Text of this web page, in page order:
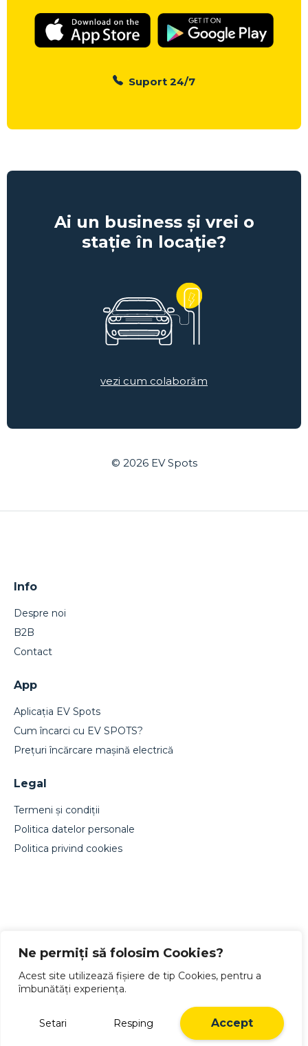
Ne permiți să folosim Cookies?
Acest site utilizează fișiere de tip Cookies, pentru a
îmbunătăți experiența.
Setari Resping Accept
Suport 24/7
Ai un business și vrei o
stație în locație?
vezi cum colaborăm
© 2026 EV Spots
Info
Despre noi
B2B
Contact
App
Aplicația EV Spots
Cum încarci cu EV SPOTS?
Prețuri încărcare mașină electrică
Legal
Termeni și condiții
Politica datelor personale
Politica privind cookies
Designed by Live Design
English(Engleză Română